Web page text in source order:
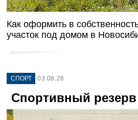
Как оформить в
участок под домом в
СПОРТ 03.08.26
Спортивный резерв